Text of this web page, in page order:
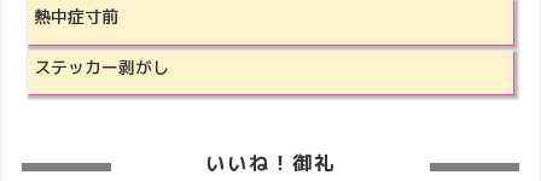
熱中症寸前
ステッカー剥がし
いいね！御礼